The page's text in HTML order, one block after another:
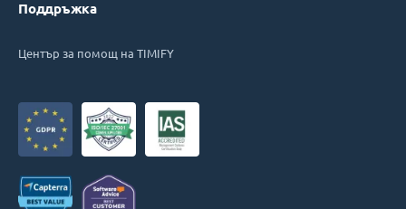
Поддръжка
Център за помощ на TIMIFY